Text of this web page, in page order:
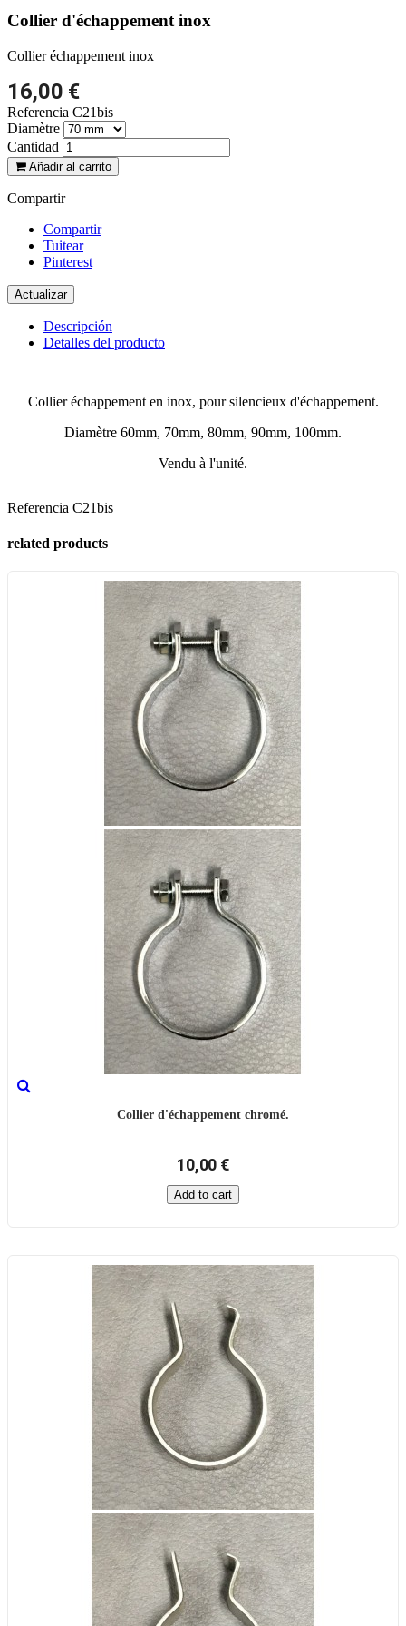
Collier d'échappement inox
Collier échappement inox
16,00 €
Referencia C21bis
Diamètre
Cantidad
Añadir al carrito
Compartir
Compartir
Tuitear
Pinterest
Descripción
Detalles del producto
Collier échappement en inox, pour silencieux d'échappement.
Diamètre 60mm, 70mm, 80mm, 90mm, 100mm.
Vendu à l'unité.
Referencia C21bis
related products
Collier d'échappement chromé.
10,00 €
Add to cart